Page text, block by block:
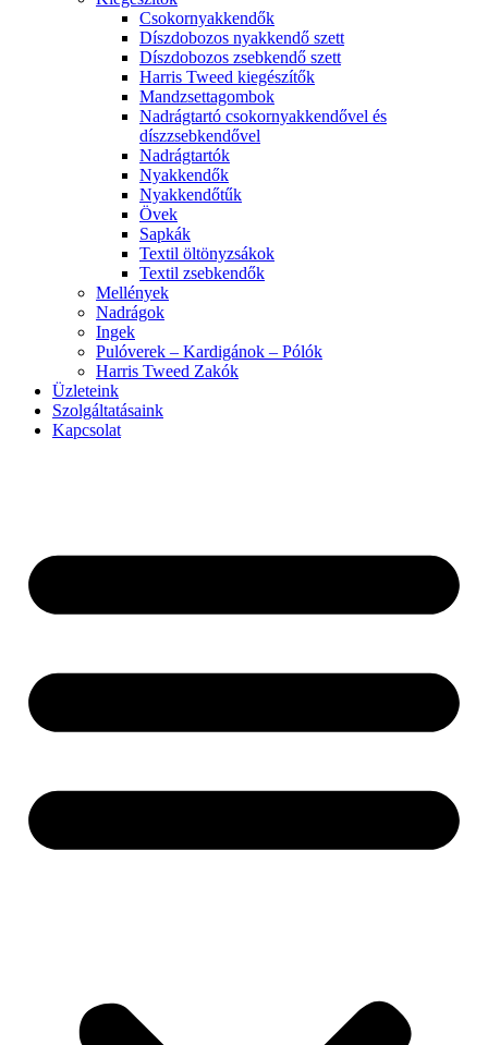
Csokornyakkendők
Díszdobozos nyakkendő szett
Díszdobozos zsebkendő szett
Harris Tweed kiegészítők
Mandzsettagombok
Nadrágtartó csokornyakkendővel és
díszzsebkendővel
Nadrágtartók
Nyakkendők
Nyakkendőtűk
Övek
Sapkák
Textil öltönyzsákok
Textil zsebkendők
Mellények
Nadrágok
Ingek
Pulóverek – Kardigánok – Pólók
Harris Tweed Zakók
Üzleteink
Szolgáltatásaink
Kapcsolat